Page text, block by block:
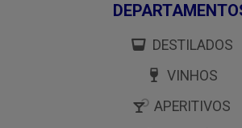
DESTILADOS
VINHOS
APERITIVOS